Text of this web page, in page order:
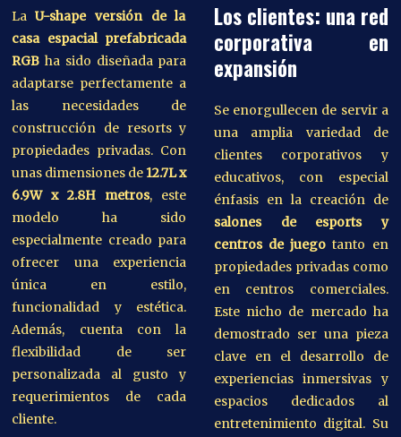
LaU-shape versión de la
casa espacial prefabricada
RGB ha sido diseñada para
adaptarse perfectamente a
las necesidades de
construcción de resorts y
propiedades privadas. Con
unas dimensiones de 12.7L x
6.9W x 2.8H metros, este
modelo ha sido
especialmente creado para
ofrecer una experiencia
única en estilo,
funcionalidad y estética.
Además, cuenta con la
flexibilidad de ser
personalizada al gusto y
requerimientos de cada
cliente.
Los clientes: una red
corporativa en
expansión
Se enorgullecen de servir a
una amplia variedad de
clientes corporativos y
educativos, con especial
énfasis en la creación de
salones de esports y
centros de juegotanto en
propiedades privadas como
en centros comerciales.
Este nicho de mercado ha
demostrado ser una pieza
clave en el desarrollo de
experiencias inmersivas y
espacios dedicados al
entretenimiento digital. Su